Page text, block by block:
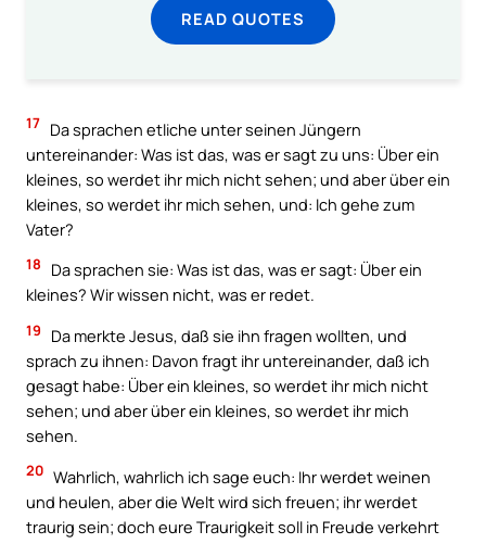
READ QUOTES
17 Da sprachen etliche unter seinen Jüngern
untereinander: Was ist das, was er sagt zu uns: Über ein
kleines, so werdet ihr mich nicht sehen; und aber über ein
kleines, so werdet ihr mich sehen, und: Ich gehe zum
Vater?
18
Da sprachen sie: Was ist das, was er sagt: Über ein
kleines? Wir wissen nicht, was er redet.
19
Da merkte Jesus, daß sie ihn fragen wollten, und
sprach zu ihnen: Davon fragt ihr untereinander, daß ich
gesagt habe: Über ein kleines, so werdet ihr mich nicht
sehen; und aber über ein kleines, so werdet ihr mich
sehen.
20 Wahrlich, wahrlich ich sage euch: Ihr werdet weinen
und heulen, aber die Welt wird sich freuen; ihr werdet
traurig sein; doch eure Traurigkeit soll in Freude verkehrt